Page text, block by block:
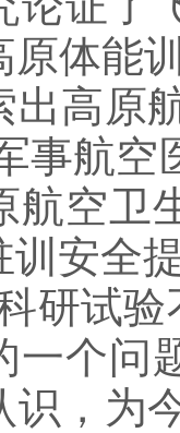
原体能
出高原
事航空
航空卫
训安全
研试验
一个问
识，为